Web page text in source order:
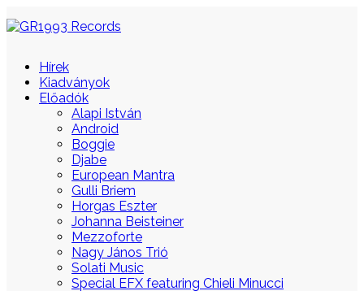
Hírek
Kiadványok
Előadók
Alapi István
Android
Boggie
Djabe
European Mantra
Gulli Briem
Horgas Eszter
Johanna Beisteiner
Mezzoforte
Nagy János Trió
Solati Music
Special EFX featuring Chieli Minucci